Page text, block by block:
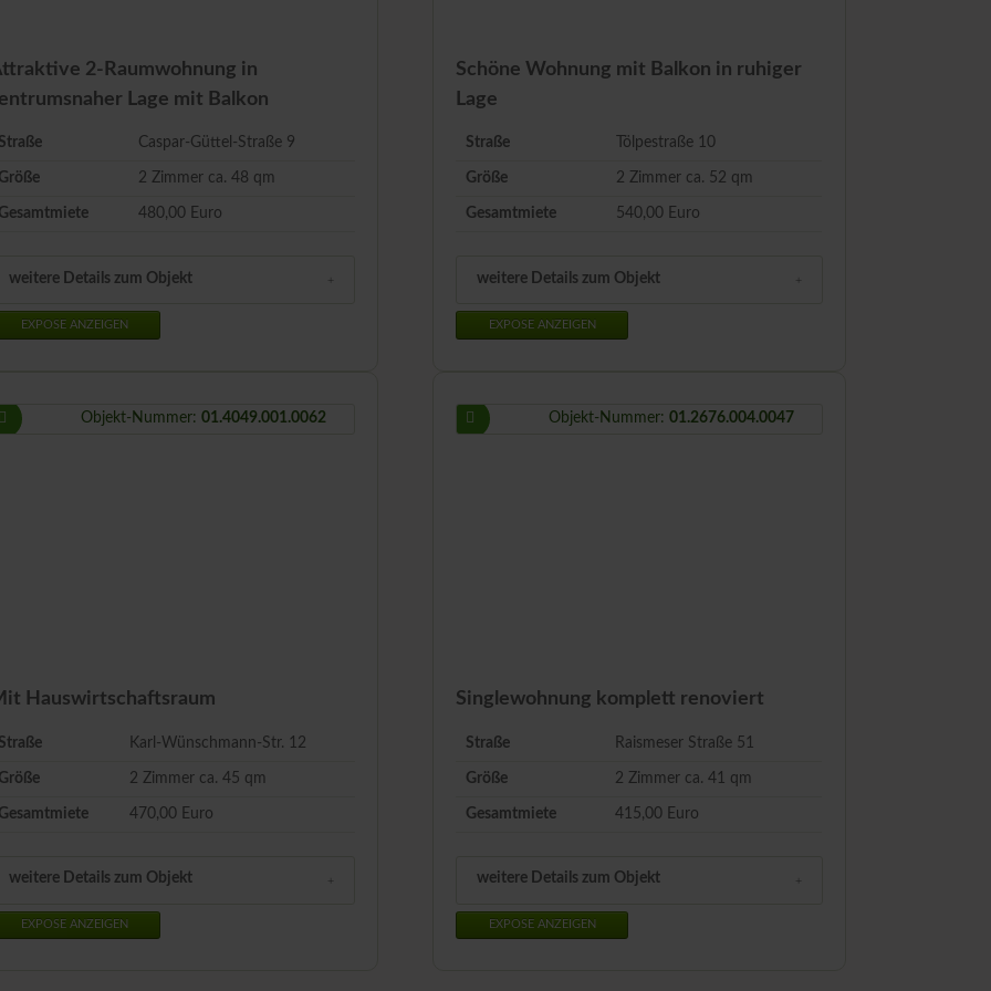
2-Raumwohnung in
Lage mit Balkon
Caspar-Güttel-Straße 9
2 Zimmer ca.48 qm
480,00 Euro
weitere Details zum Objekt
EXPOSE ANZEIGEN
Schöne Wohnung mit Balkon in ruhiger
Lage
Straße Tölpestraße 10
Größe 2 Zimmer ca. 52 qm
Gesamtmiete 540,00 Euro
weitere Details zum Objekt
EXPOSE ANZEIGEN
Objekt-Nummer:01.4049.001.0062
Hauswirtschaftsraum
Karl-Wünschmann-Str. 12
2 Zimmer ca.45 qm
470,00 Euro
weitere Details zum Objekt
EXPOSE ANZEIGEN
Objekt-Nummer:01.2676.004.0047
Singlewohnung komplett renoviert
Straße Raismeser Straße 51
Größe 2 Zimmer ca.41 qm
Gesamtmiete 415,00 Euro
weitere Details zum Objekt
EXPOSE ANZEIGEN